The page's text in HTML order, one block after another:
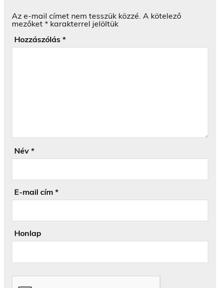
Az e-mail címet nem tesszük közzé. A kötelező
mezőket * karakterrel jelöltük
Hozzászólás *
Név *
E-mail cím *
Honlap